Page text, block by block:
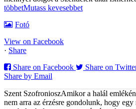
többetMutass kevesebbet
Fotó
View on Facebook
· Share
Share on Facebook
Share on
Share by Email
Szent SzofronioszAmikor a halál
nem arra az érzésre gondolunk, hogy